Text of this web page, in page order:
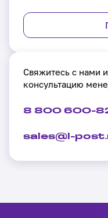
Свяжитесь с нами
консультацию
8 800 600-
sales@l-